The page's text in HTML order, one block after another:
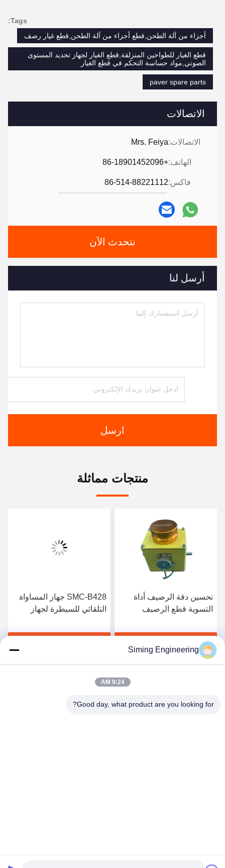
الاتصالات
الاتصالات:Mrs. Feiya
الهاتف:+86-18901452096
فاكس:86-514-88221112
نتحدث الآن
أرسل لنا
ارسل
Tags:
أجزاء من آلة الطحن,قطع أجزاء من آلة الطحن,قطع غيار رصف
قطع الغيار للطواحين المنزلقة,قطع الغيار لجهاز تحديد المستوى
الصوتي,مواد حساسة التحكم في قطع الغيار
paver spare parts
منتجات مماثلة
تحسين دقة الرصيف أداة
التسوية قطع الرصيف
احصل على أفضل سعر
SMC-B428 جهاز المساواة
التلقائي للسيطرة لجهاز
Siming Engineering
9:24 AM
Good day, what product are you looking for?